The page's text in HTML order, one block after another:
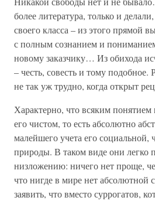
более литература, только и
своего класса – из этого прямой
с полным сознанием и
новому заказчику… Из обихода
– честь, совесть и тому подобное.
не так уж трудно, когда открыт
Характерно, что всяким понятием
его чистом, то есть абсолютно
малейшего учета его социальной,
природы. В таком виде они легко
низложению: ничего нет проще,
что нигде в мире нет абсолютной
заявить, что вместо суррогатов,